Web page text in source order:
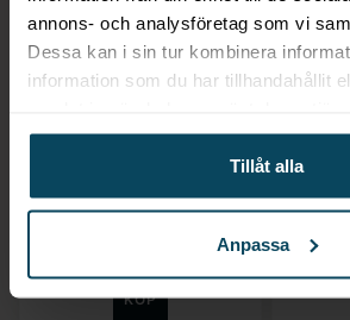
annons- och analysföretag som vi
Dessa kan i sin tur kombinera
information som du har tillhandahållit
Tillåt alla
Anpassa
Lägg till i favoriter
1 679,20kr
KÖP